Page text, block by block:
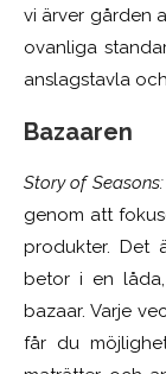
vi ärver gården
ovanliga
anslagstavla
Bazaaren
Story of
genom att
produkter. Det
betor i en
bazaar. Varje
får du